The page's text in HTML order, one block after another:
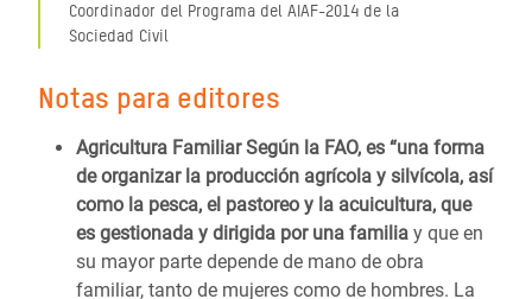
Coordinador del Programa del AIAF-2014 de la
Sociedad Civil
Notas para editores
Agricultura Familiar Según la FAO, es “una forma
de organizar la producción agrícola y silvícola, así
como la pesca, el pastoreo y la acuicultura, que
es gestionada y dirigida por una familia y que en
su mayor parte depende de mano de obra
familiar, tanto de mujeres como de hombres. La